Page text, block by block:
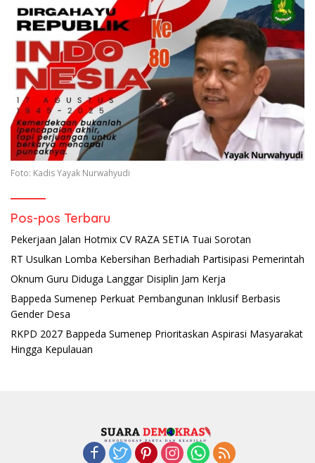
Foto: Kadis Yayak Nurwahyudi
Pos-pos Terbaru
Pekerjaan Jalan Hotmix CV RAZA SETIA Tuai Sorotan
RT Usulkan Lomba Kebersihan Berhadiah Partisipasi Pemerintah
Oknum Guru Diduga Langgar Disiplin Jam Kerja
Bappeda Sumenep Perkuat Pembangunan Inklusif Berbasis
Gender Desa
RKPD 2027 Bappeda Sumenep Prioritaskan Aspirasi Masyarakat
Hingga Kepulauan